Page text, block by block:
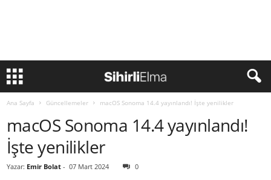
Ana Sayfa Güncellemeler macOS Sonoma 14.4 yayınlandı! İşte yenilikler
macOS Sonoma 14.4 yayınlandı!
İşte yenilikler
Yazar: Emir Bolat - 07 Mart 2024 0